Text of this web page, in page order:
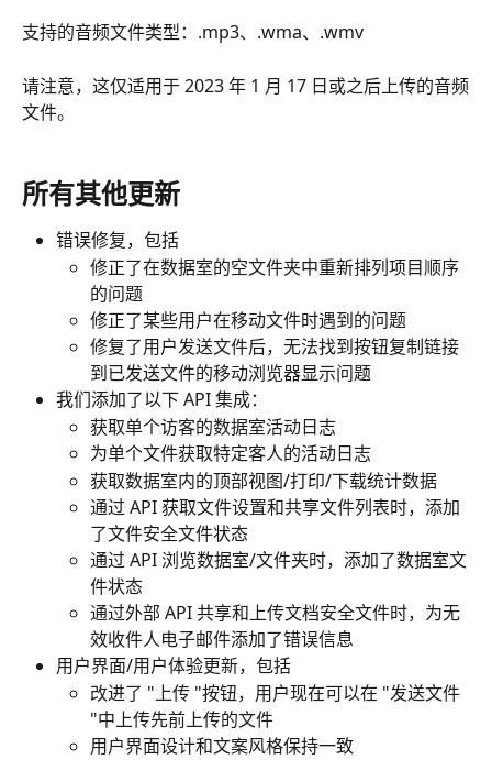
支持的音频文件类型：.mp3、.wma、.wmv
请注意，这仅适用于 2023 年 1 月 17 日或之后上传的音频
文件。
所有其他更新
错误修复，包括
修正了在数据室的空文件夹中重新排列项目顺序
的问题
修正了某些用户在移动文件时遇到的问题
修复了用户发送文件后，无法找到按钮复制链接
到已发送文件的移动浏览器显示问题
我们添加了以下 API 集成：
获取单个访客的数据室活动日志
为单个文件获取特定客人的活动日志
获取数据室内的顶部视图/打印/下载统计数据
通过 API 获取文件设置和共享文件列表时，添加
了文件安全文件状态
通过 API 浏览数据室/文件夹时，添加了数据室文
件状态
通过外部 API 共享和上传文档安全文件时，为无
效收件人电子邮件添加了错误信息
用户界面/用户体验更新，包括
改进了 "上传 "按钮，用户现在可以在 "发送文件
"中上传先前上传的文件
用户界面设计和文案风格保持一致